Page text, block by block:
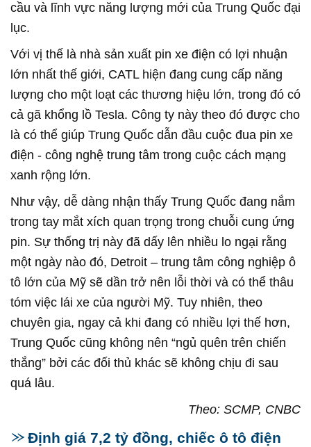
cầu và lĩnh vực năng lượng mới của Trung Quốc đại
lục.
Với vị thế là nhà sản xuất pin xe điện có lợi nhuận
lớn nhất thế giới, CATL hiện đang cung cấp năng
lượng cho một loạt các thương hiệu lớn, trong đó có
cả gã khổng lồ Tesla. Công ty này theo đó được cho
là có thể giúp Trung Quốc dẫn đầu cuộc đua pin xe
điện - công nghệ trung tâm trong cuộc cách mạng
xanh rộng lớn.
Như vậy, dễ dàng nhận thấy Trung Quốc đang nắm
trong tay mắt xích quan trọng trong chuỗi cung ứng
pin. Sự thống trị này đã dấy lên nhiều lo ngại rằng
một ngày nào đó, Detroit – trung tâm công nghiệp ô
tô lớn của Mỹ sẽ dần trở nên lỗi thời và có thể thâu
tóm việc lái xe của người Mỹ. Tuy nhiên, theo
chuyên gia, ngay cả khi đang có nhiều lợi thế hơn,
Trung Quốc cũng không nên “ngủ quên trên chiến
thắng” bởi các đối thủ khác sẽ không chịu đi sau
quá lâu.
Theo: SCMP, CNBC
Định giá 7,2 tỷ đồng, chiếc ô tô điện